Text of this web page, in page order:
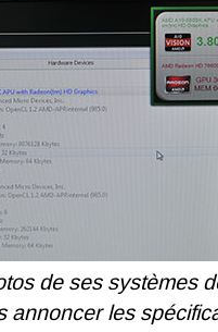
de ses systèmes
annoncer les